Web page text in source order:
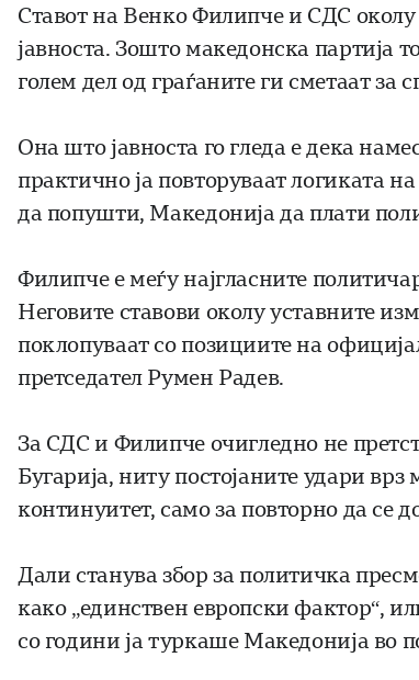
Ставот на Венко Филипче и СДС
јавноста. Зошто македонска партија
голем дел од граѓаните ги сметаат
Она што јавноста го гледа е дека
практично ја повторуваат логиката
да попушти, Македонија да плати
Филипче е меѓу најгласните
Неговите ставови околу уставните
поклопуваат со позициите на
претседател Румен Радев.
За СДС и Филипче очигледно не
Бугарија, ниту постојаните удари
континуитет, само за повторно да се
Дали станува збор за политичка
како „единствен европски фактор“,
со години ја туркаше Македонија во